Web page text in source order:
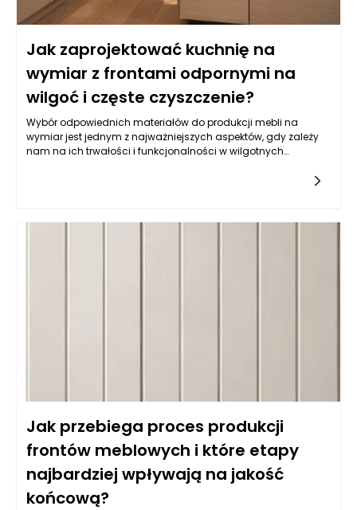
Jak zaprojektować kuchnię na
wymiar z frontami odpornymi na
wilgoć i częste czyszczenie?
Wybór odpowiednich materiałów do produkcji mebli na
wymiar jest jednym z najważniejszych aspektów, gdy zależy
nam na ich trwałości i funkcjonalności w wilgotnych
sklejka wodoodporna. Istotne jest, aby materiał miał
Jak przebiega proces produkcji
frontów meblowych i które etapy
najbardziej wpływają na jakość
końcową?